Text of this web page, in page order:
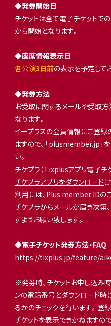
◆発券開始日
チケットは全て電子チケットで
から開始となります。
◆座席情報表示日
各公演3日前の表示を予定して
◆発券方法
お受取に関するメールや受取
なります。
イープラスの会員情報にご登録
ますので、「plusmember.jp」
い。
チケプラ（Tixplusアプリ電子チ
チケプラアプリをダウンロード
利用には、Plus member IDの
チケプラからメールが届き次第
すようお願い致します。
◆電子チケット発券方法・FAQ
https://tixplus.jp/feature/
※発券時、チケットお申し込み
ンの電話番号とダウンロード
るかのチェックを行います。登
チケットを表示できかねますの